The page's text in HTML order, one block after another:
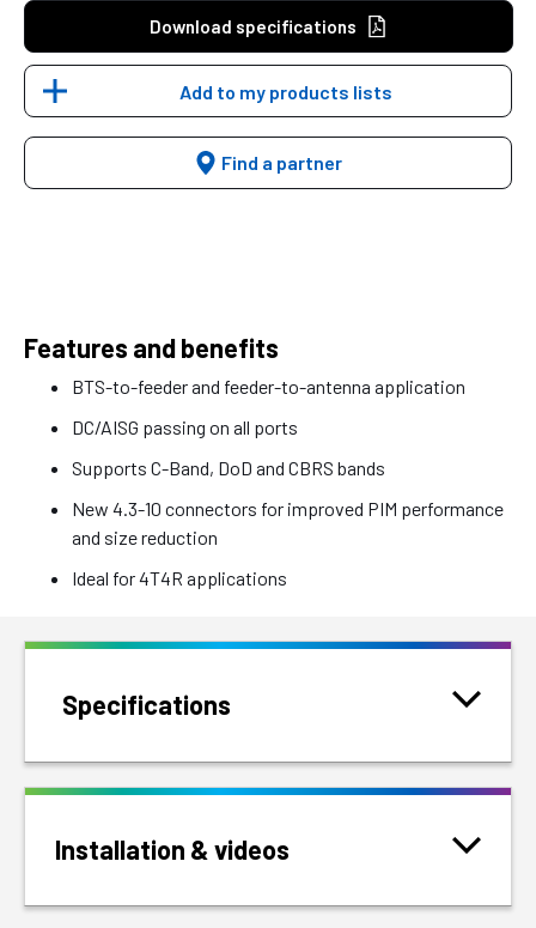
Download specifications
Add to my products lists
Find a partner
Features and benefits
BTS-to-feeder and feeder-to-antenna application
DC/AISG passing on all ports
Supports C-Band, DoD and CBRS bands
New 4.3-10 connectors for improved PIM performance
and size reduction
Ideal for 4T4R applications
Specifications
Installation & videos